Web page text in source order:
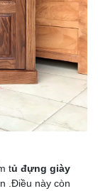
tủ đựng giày
.Điều này còn